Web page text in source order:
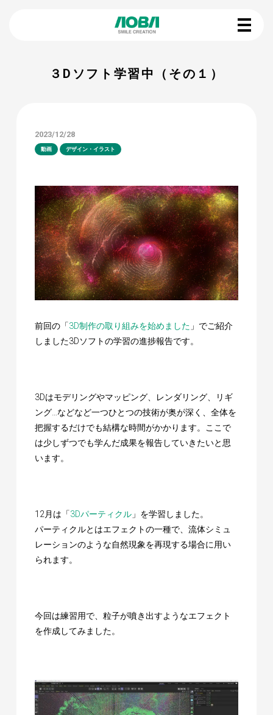
３Dソフト学習中（その１）
2023/12/28
動画 デザイン・イラスト
前回の「3D制作の取り組みを始めました 」でご紹介
しました3Dソフトの学習の進捗報告です。
3Dはモデリングやマッピング、レンダリング、リギ
ング…などなど一つひとつの技術が奥が深く、全体を
把握するだけでも結構な時間がかかります。ここで
は少しずつでも学んだ成果を報告していきたいと思
います。
12月は「3Dパーティクル」を学習しました。
パーティクルとはエフェクトの一種で、流体シミュ
レーションのような自然現象を再現する場合に用い
られます。
今回は練習用で、粒子が噴き出すようなエフェクト
を作成してみました。